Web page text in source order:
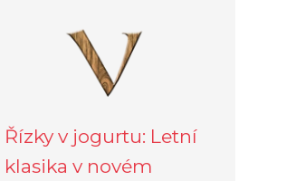
Řízky v jogurtu: Letní
klasika v novém